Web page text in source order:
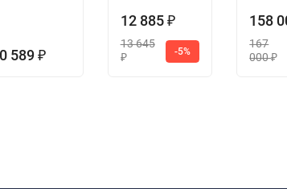
589 ₽
12 885 ₽
13 645
₽
-5%
158
167
000₽